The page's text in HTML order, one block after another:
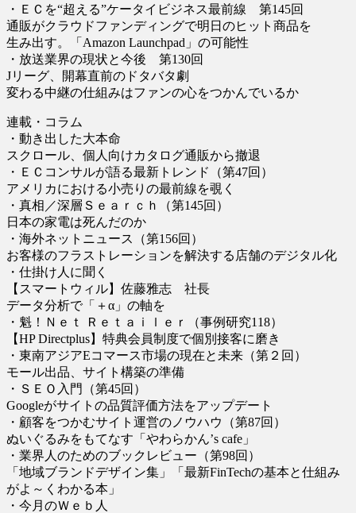
・ＥＣを“超える”ケータイビジネス最前線 第145回
通販がクラウドファンディングで明日のヒット商品を
生み出す。「Amazon Launchpad」の可能性
・放送業界の現状と今後 第130回
Jリーグ、開幕直前のドタバタ劇
変わる中継の仕組みはファンの心をつかんでいるか
連載・コラム
・動き出した大本命
スクロール、個人向けカタログ通販から撤退
・ＥＣコンサルが語る最新トレンド（第47回）
アメリカにおける小売りの最前線を覗く
・真相／深層Ｓｅａｒｃｈ（第145回）
日本の家電は死んだのか
・海外ネットニュース（第156回）
お客様のフラストレーションを解決する店舗のデジタル化
・仕掛け人に聞く
【スマートウィル】佐藤雅志 社長
データ分析で「＋α」の軸を
・魁！Ｎｅｔ Ｒｅｔａｉｌｅｒ（事例研究118）
【HP Directplus】特典会員制度で個別接客に磨き
・東南アジアEコマース市場の現在と未来（第２回）
モール出品、サイト構築の準備
・ＳＥＯ入門（第45回）
Googleがサイトの品質評価方法をアップデート
・顧客をつかむサイト運営のノウハウ（第87回）
ぬいぐるみをもてなす「やわらかん’s cafe」
・業界人のためのブックレビュー（第98回）
「地域ブランドデザイン集」「最新FinTechの基本と仕組み
がよ～くわかる本」
・今月のＷｅｂ人